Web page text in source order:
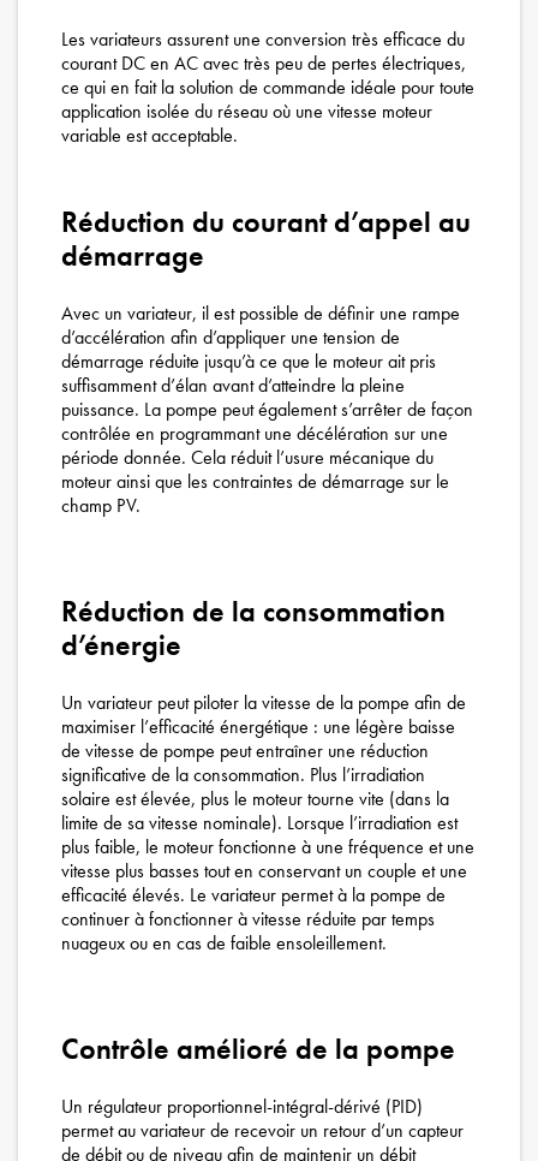
Les variateurs assurent une conversion très efficace du
courant DC en AC avec très peu de pertes électriques,
ce qui en fait la solution de commande idéale pour toute
application isolée du réseau où une vitesse moteur
variable est acceptable.
Réduction du courant d’appel au
démarrage
Avec un variateur, il est possible de définir une rampe
d’accélération afin d’appliquer une tension de
démarrage réduite jusqu’à ce que le moteur ait pris
suffisamment d’élan avant d’atteindre la pleine
puissance. La pompe peut également s’arrêter de façon
contrôlée en programmant une décélération sur une
période donnée. Cela réduit l’usure mécanique du
moteur ainsi que les contraintes de démarrage sur le
champ PV.
Réduction de la consommation
d’énergie
Un variateur peut piloter la vitesse de la pompe afin de
maximiser l’efficacité énergétique : une légère baisse
de vitesse de pompe peut entraîner une réduction
significative de la consommation. Plus l’irradiation
solaire est élevée, plus le moteur tourne vite (dans la
limite de sa vitesse nominale). Lorsque l’irradiation est
plus faible, le moteur fonctionne à une fréquence et une
vitesse plus basses tout en conservant un couple et une
efficacité élevés. Le variateur permet à la pompe de
continuer à fonctionner à vitesse réduite par temps
nuageux ou en cas de faible ensoleillement.
Contrôle amélioré de la pompe
Un régulateur proportionnel-intégral-dérivé (PID)
permet au variateur de recevoir un retour d’un capteur
de débit ou de niveau afin de maintenir un débit